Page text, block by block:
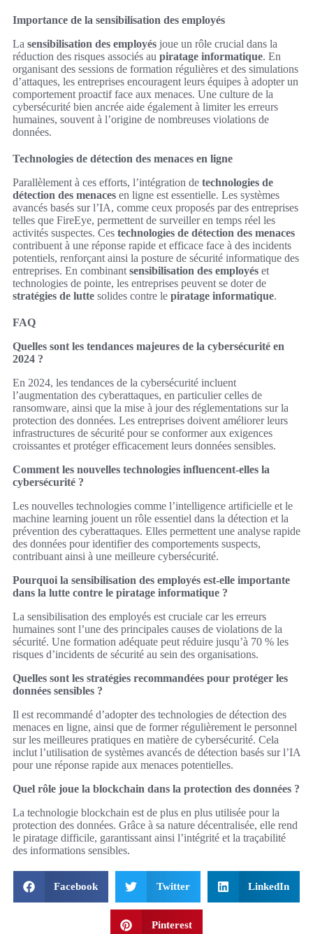
Importance de la sensibilisation des employés
La sensibilisation des employés joue un rôle crucial dans la
réduction des risques associés au piratage informatique. En
organisant des sessions de formation régulières et des simulations
d’attaques, les entreprises encouragent leurs équipes à adopter un
comportement proactif face aux menaces. Une culture de la
cybersécurité bien ancrée aide également à limiter les erreurs
humaines, souvent à l’origine de nombreuses violations de
données.
Technologies de détection des menaces en ligne
Parallèlement à ces efforts, l’intégration de technologies de
détection des menaces en ligne est essentielle. Les systèmes
avancés basés sur l’IA, comme ceux proposés par des entreprises
telles que FireEye, permettent de surveiller en temps réel les
activités suspectes. Ces technologies de détection des menaces
contribuent à une réponse rapide et efficace face à des incidents
potentiels, renforçant ainsi la posture de sécurité informatique des
entreprises. En combinant sensibilisation des employés et
technologies de pointe, les entreprises peuvent se doter de
stratégies de lutte solides contre le piratage informatique.
FAQ
Quelles sont les tendances majeures de la cybersécurité en
2024 ?
En 2024, les tendances de la cybersécurité incluent
l’augmentation des cyberattaques, en particulier celles de
ransomware, ainsi que la mise à jour des réglementations sur la
protection des données. Les entreprises doivent améliorer leurs
infrastructures de sécurité pour se conformer aux exigences
croissantes et protéger efficacement leurs données sensibles.
Comment les nouvelles technologies influencent-elles la
cybersécurité ?
Les nouvelles technologies comme l’intelligence artificielle et le
machine learning jouent un rôle essentiel dans la détection et la
prévention des cyberattaques. Elles permettent une analyse rapide
des données pour identifier des comportements suspects,
contribuant ainsi à une meilleure cybersécurité.
Pourquoi la sensibilisation des employés est-elle importante
dans la lutte contre le piratage informatique ?
La sensibilisation des employés est cruciale car les erreurs
humaines sont l’une des principales causes de violations de la
sécurité. Une formation adéquate peut réduire jusqu’à 70 % les
risques d’incidents de sécurité au sein des organisations.
Quelles sont les stratégies recommandées pour protéger les
données sensibles ?
Il est recommandé d’adopter des technologies de détection des
menaces en ligne, ainsi que de former régulièrement le personnel
sur les meilleures pratiques en matière de cybersécurité. Cela
inclut l’utilisation de systèmes avancés de détection basés sur l’IA
pour une réponse rapide aux menaces potentielles.
Quel rôle joue la blockchain dans la protection des données ?
La technologie blockchain est de plus en plus utilisée pour la
protection des données. Grâce à sa nature décentralisée, elle rend
le piratage difficile, garantissant ainsi l’intégrité et la traçabilité
des informations sensibles.
Facebook Twitter LinkedIn
Pinterest